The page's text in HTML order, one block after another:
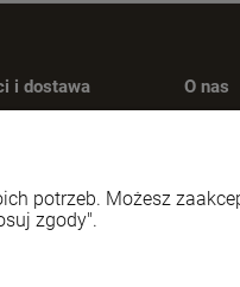
i dostawa O nas
potrzeb. Możesz
zgody".